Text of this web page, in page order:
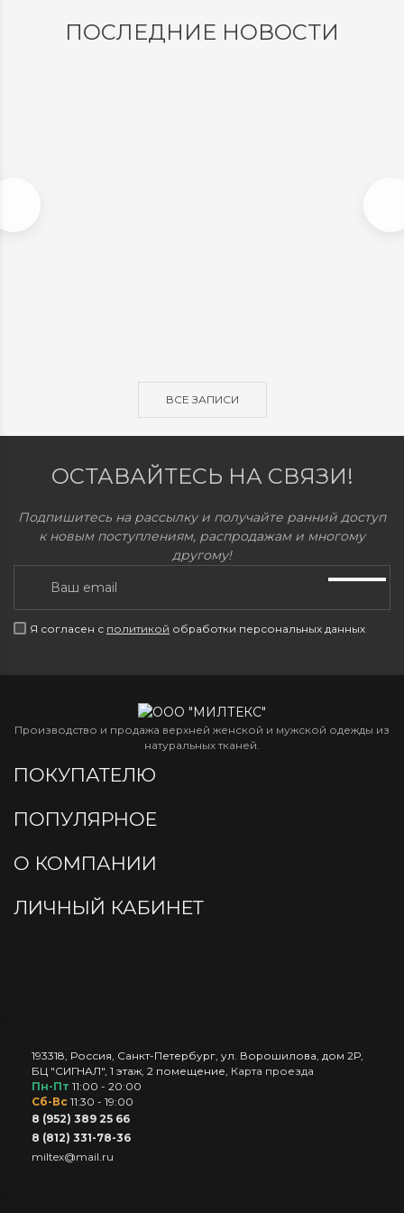
ПОСЛЕДНИЕ НОВОСТИ
ВСЕ ЗАПИСИ
ОСТАВАЙТЕСЬ НА СВЯЗИ!
Подпишитесь на рассылку и получайте ранний доступ
к новым поступлениям, распродажам и многому
другому!
Я согласен с политикой обработки персональных данных
Производство и продажа верхней женской и мужской одежды из
натуральных тканей.
ПОКУПАТЕЛЮ
ПОПУЛЯРНОЕ
О КОМПАНИИ
ЛИЧНЫЙ КАБИНЕТ
193318 Россия Санкт-Петербург ул. Ворошилова, дом 2Р,
БЦ "СИГНАЛ", 1 этаж, 2 помещение Карта проезда
Пн-Пт 11:00 - 20:00
Сб-Вс 11:30 - 19:00
8 (952) 389 25 66
8 (812) 331-78-36
miltex@mail.ru